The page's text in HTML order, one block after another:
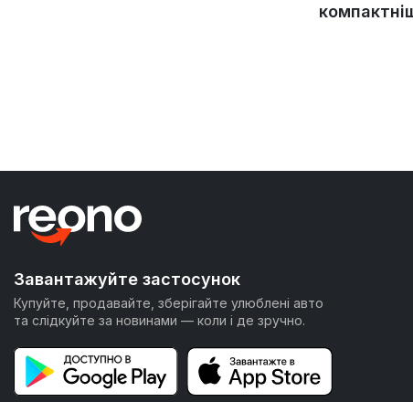
Завантажуйте застосунок
Купуйте, продавайте, зберігайте улюблені авто
та слідкуйте за новинами — коли і де зручно.